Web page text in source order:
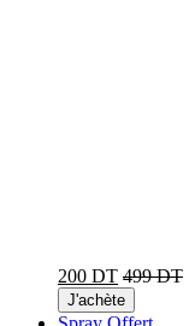
200 DT 499 DT
J'achète